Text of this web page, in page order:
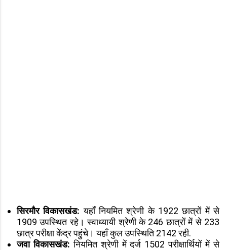
सिरमौर विकासखंड: यहाँ नियमित श्रेणी के 1922 छात्रों में से
1909 उपस्थित रहे। स्वाध्यायी श्रेणी के 246 छात्रों में से 233
छात्र परीक्षा केंद्र पहुंचे। यहाँ कुल उपस्थिति 2142 रही.
जवा विकासखंड:नियमित श्रेणी में दर्ज 1502 परीक्षार्थियों में से